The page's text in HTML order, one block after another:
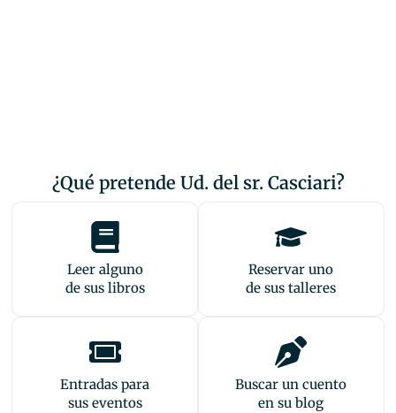
¿Qué pretende Ud. del sr. Casciari?
Leer alguno
de sus libros
Reservar uno
de sus talleres
Entradas para
sus eventos
Buscar un cuento
en su blog